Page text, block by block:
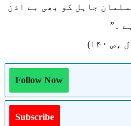
جاہل کو بھی بے اذن
۔”
Follow Now
Subscribe